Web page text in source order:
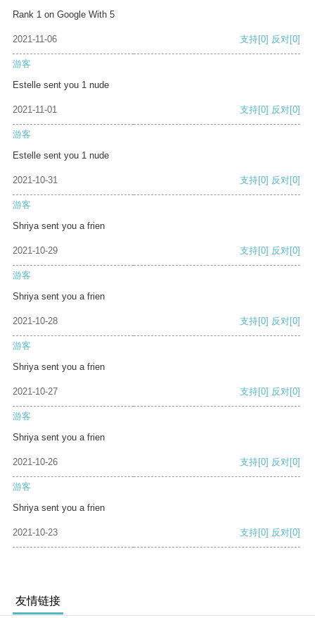
Rank 1 on Google With 5
2021-11-06 支持[0] 反对[0]
游客
Estelle sent you 1 nude
2021-11-01 支持[0] 反对[0]
游客
Estelle sent you 1 nude
2021-10-31 支持[0] 反对[0]
游客
Shriya sent you a frien
2021-10-29 支持[0] 反对[0]
游客
Shriya sent you a frien
2021-10-28 支持[0] 反对[0]
游客
Shriya sent you a frien
2021-10-27 支持[0] 反对[0]
游客
Shriya sent you a frien
2021-10-26 支持[0] 反对[0]
游客
Shriya sent you a frien
2021-10-23 支持[0] 反对[0]
友情链接